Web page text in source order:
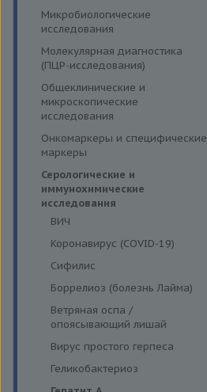
Гормоны и их метаболиты в
крови
Скрининговые исследования
Маркёры воспаления и
Маркёры риска сердечно-
сосудистых заболеваний
Минеральный обмен
Обмен белков
Обмен железа
Углеводный обмен
Ферменты
Иммуномодуляторы
Микробиологические
исследования
Молекулярная диагностика
(ПЦР-исследования)
Аденовирусная инфекция
Анализ микробиоценоза
влагалища
Вирусы герпеса 6,7,8 типов
Гепатит G
Гонорея
Лептоспироз
Моноцитарный эрлихиоз
Папилломавирусная инфекция
Парвовирус
Стрептококковая инфекция
Энтеровирусная инфекция
Грипп
Общеклинические и
микроскопические
исследования
Кал
Кровь
Мокрота
Моча
Микроскопические
исследования
Онкомаркеры и специфические
маркеры
Онкомаркеры
Специфические маркеры
Серологические и
иммунохимические
исследования
ВИЧ
Коронавирус (COVID-19)
Сифилис
Боррелиоз (болезнь Лайма)
Ветряная оспа /
опоясывающий лишай
Вирус простого герпеса
Геликобактериоз